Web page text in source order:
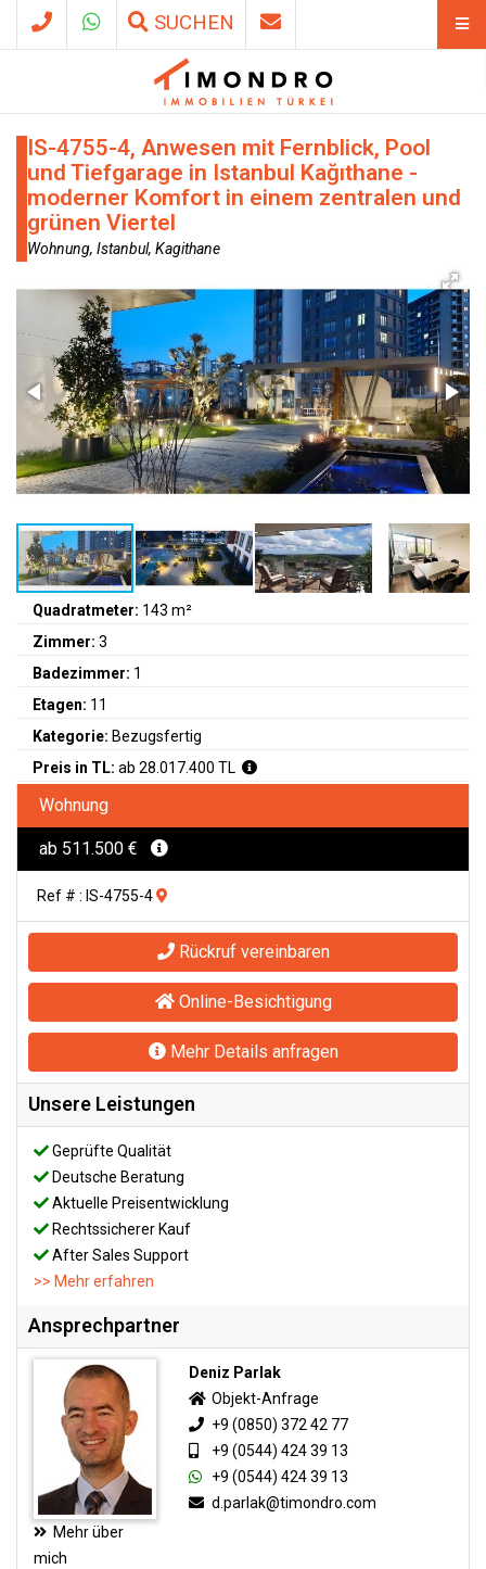
SUCHEN
IS-4755-4, Anwesen mit Fernblick, Pool
und Tiefgarage in Istanbul Kağıthane -
moderner Komfort in einem zentralen und
grünen Viertel
Wohnung, Istanbul, Kagithane
Quadratmeter: 143 m²
Zimmer: 3
Badezimmer: 1
Etagen: 11
Kategorie: Bezugsfertig
Preis in TL: ab 28.017.400 TL
Wohnung
ab 511.500 €
Ref # : IS-4755-4
Rückruf vereinbaren
Online-Besichtigung
Mehr Details anfragen
Unsere Leistungen
Geprüfte Qualität
Deutsche Beratung
Aktuelle Preisentwicklung
Rechtssicherer Kauf
After Sales Support
>> Mehr erfahren
Ansprechpartner
Mehr über
mich
Deniz Parlak
Objekt-Anfrage
+9 (0850) 372 42 77
+9 (0544) 424 39 13
+9 (0544) 424 39 13
d.parlak@timondro.com